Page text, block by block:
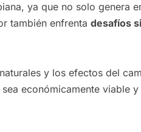
ya que no solo genera
también enfrenta desafíos
y los efectos del
económicamente viable